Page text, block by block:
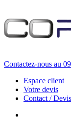
Contactez-nous au
Espace client
Votre devis
Contact / Devis